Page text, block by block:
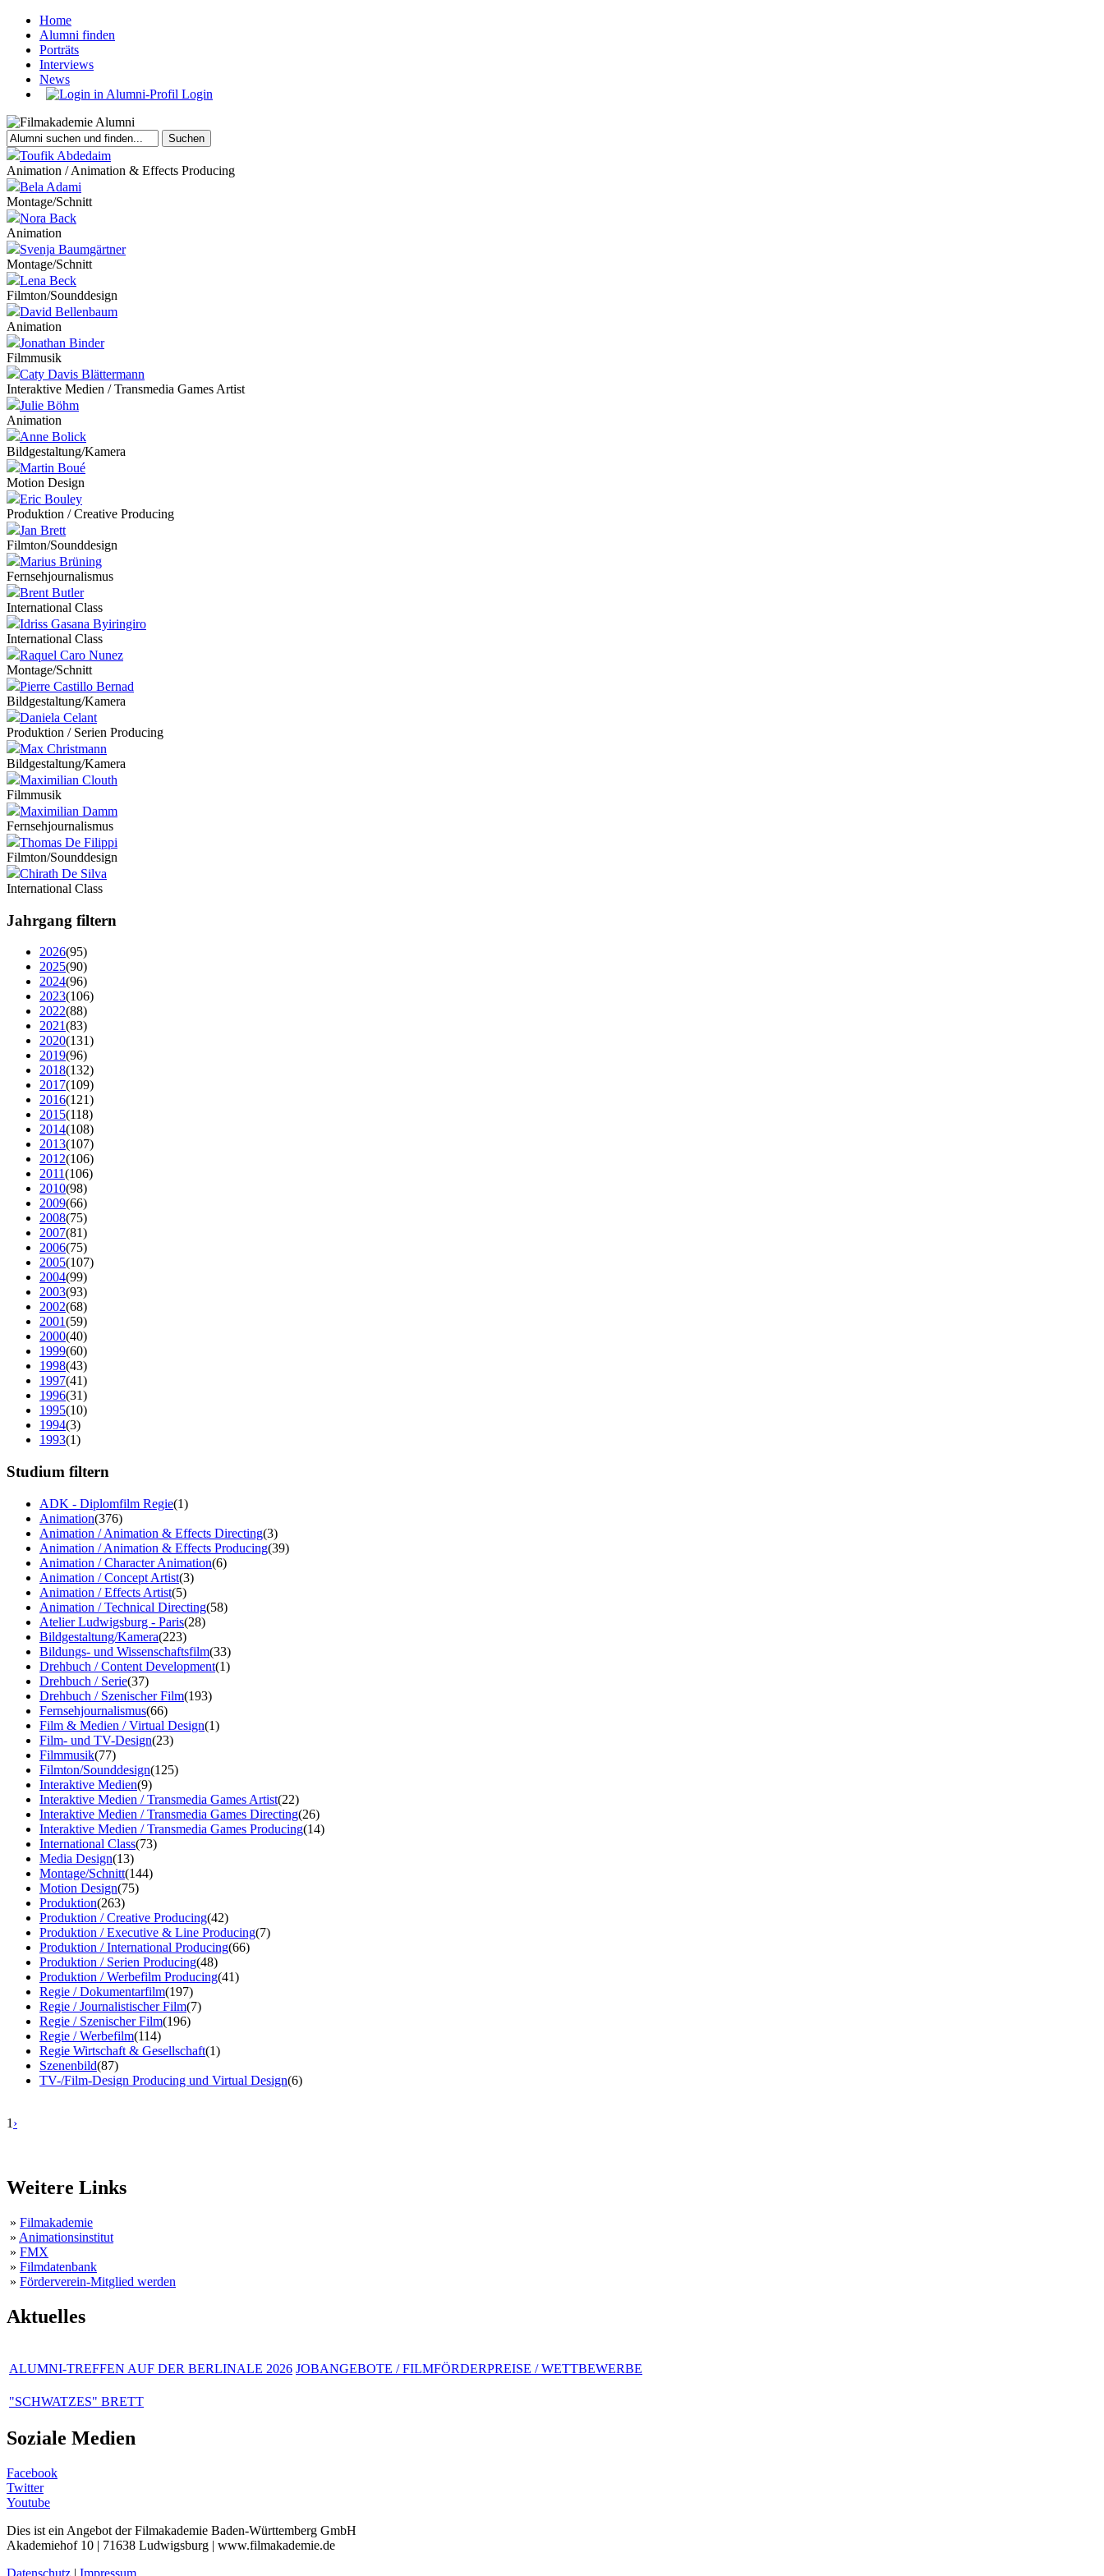
Home
Alumni finden
Porträts
Interviews
News
Login
Toufik Abdedaim
Animation / Animation & Effects Producing
Bela Adami
Montage/Schnitt
Nora Back
Animation
Svenja Baumgärtner
Montage/Schnitt
Lena Beck
Filmton/Sounddesign
David Bellenbaum
Animation
Jonathan Binder
Filmmusik
Caty Davis Blättermann
Interaktive Medien / Transmedia Games Artist
Julie Böhm
Animation
Anne Bolick
Bildgestaltung/Kamera
Martin Boué
Motion Design
Eric Bouley
Produktion / Creative Producing
Jan Brett
Filmton/Sounddesign
Marius Brüning
Fernsehjournalismus
Brent Butler
International Class
Idriss Gasana Byiringiro
International Class
Raquel Caro Nunez
Montage/Schnitt
Pierre Castillo Bernad
Bildgestaltung/Kamera
Daniela Celant
Produktion / Serien Producing
Max Christmann
Bildgestaltung/Kamera
Maximilian Clouth
Filmmusik
Maximilian Damm
Fernsehjournalismus
Thomas De Filippi
Filmton/Sounddesign
Chirath De Silva
International Class
Jahrgang filtern
2026(95)
2025(90)
2024(96)
2023(106)
2022(88)
2021(83)
2020(131)
2019(96)
2018(132)
2017(109)
2016(121)
2015(118)
2014(108)
2013(107)
2012(106)
2011(106)
2010(98)
2009(66)
2008(75)
2007(81)
2006(75)
2005(107)
2004(99)
2003(93)
2002(68)
2001(59)
2000(40)
1999(60)
1998(43)
1997(41)
1996(31)
1995(10)
1994(3)
1993(1)
Studium filtern
ADK - Diplomfilm Regie(1)
Animation(376)
Animation / Animation & Effects Directing(3)
Animation / Animation & Effects Producing(39)
Animation / Character Animation(6)
Animation / Concept Artist(3)
Animation / Effects Artist(5)
Animation / Technical Directing(58)
Atelier Ludwigsburg - Paris(28)
Bildgestaltung/Kamera(223)
Bildungs- und Wissenschaftsfilm(33)
Drehbuch / Content Development(1)
Drehbuch / Serie(37)
Drehbuch / Szenischer Film(193)
Fernsehjournalismus(66)
Film & Medien / Virtual Design(1)
Film- und TV-Design(23)
Filmmusik(77)
Filmton/Sounddesign(125)
Interaktive Medien(9)
Interaktive Medien / Transmedia Games Artist(22)
Interaktive Medien / Transmedia Games Directing(26)
Interaktive Medien / Transmedia Games Producing(14)
International Class(73)
Media Design(13)
Montage/Schnitt(144)
Motion Design(75)
Produktion(263)
Produktion / Creative Producing(42)
Produktion / Executive & Line Producing(7)
Produktion / International Producing(66)
Produktion / Serien Producing(48)
Produktion / Werbefilm Producing(41)
Regie / Dokumentarfilm(197)
Regie / Journalistischer Film(7)
Regie / Szenischer Film(196)
Regie / Werbefilm(114)
Regie Wirtschaft & Gesellschaft(1)
Szenenbild(87)
TV-/Film-Design Producing und Virtual Design(6)
1 ›
Weitere Links
» Filmakademie
» Animationsinstitut
» FMX
» Filmdatenbank
» Förderverein-Mitglied werden
Aktuelles
ALUMNI-TREFFEN AUF DER BERLINALE 2026 JOBANGEBOTE / FILMFÖRDERPREISE / WETTBEWERBE
"SCHWATZES" BRETT
Soziale Medien
Facebook
Twitter
Youtube
Dies ist ein Angebot der Filmakademie Baden-Württemberg GmbH
Akademiehof 10 | 71638 Ludwigsburg | www.filmakademie.de